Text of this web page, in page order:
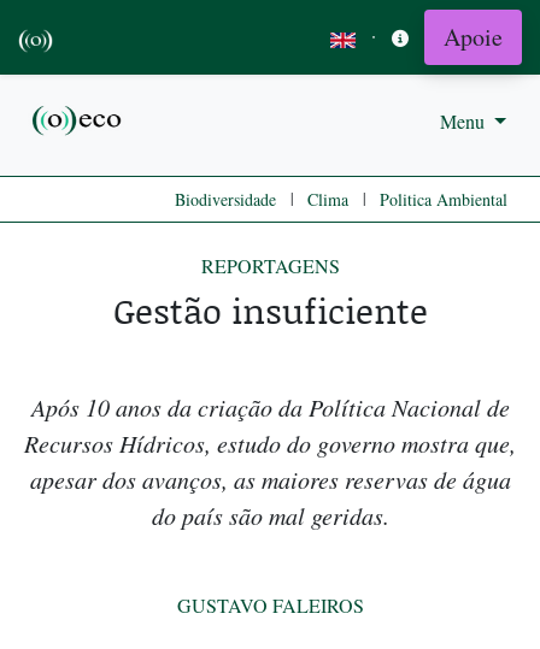
· Apoie
Menu
Biodiversidade | Clima | Politica Ambiental
REPORTAGENS
Gestão insuficiente
Após 10 anos da criação da Política Nacional de
Recursos Hídricos, estudo do governo mostra que,
apesar dos avanços, as maiores reservas de água
do país são mal geridas.
GUSTAVO FALEIROS